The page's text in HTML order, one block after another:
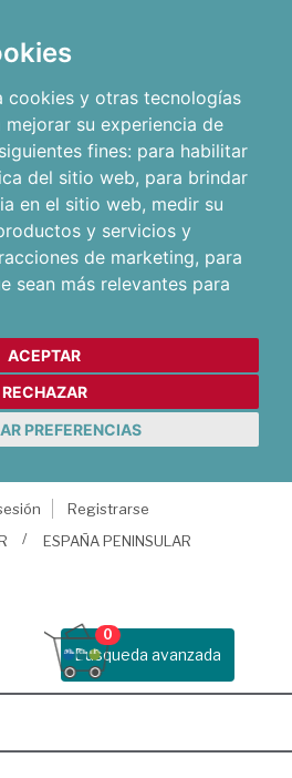
cookies y otras tecnologías
su experiencia de
fines: para habilitar
del sitio web, para brindar
en el sitio web, medir su
y servicios y
de marketing, para
sean más relevantes para
ACEPTAR
RECHAZAR
PREFERENCIAS
Registrarse
ESPAÑA PENINSULAR
Busqueda avanzada
0